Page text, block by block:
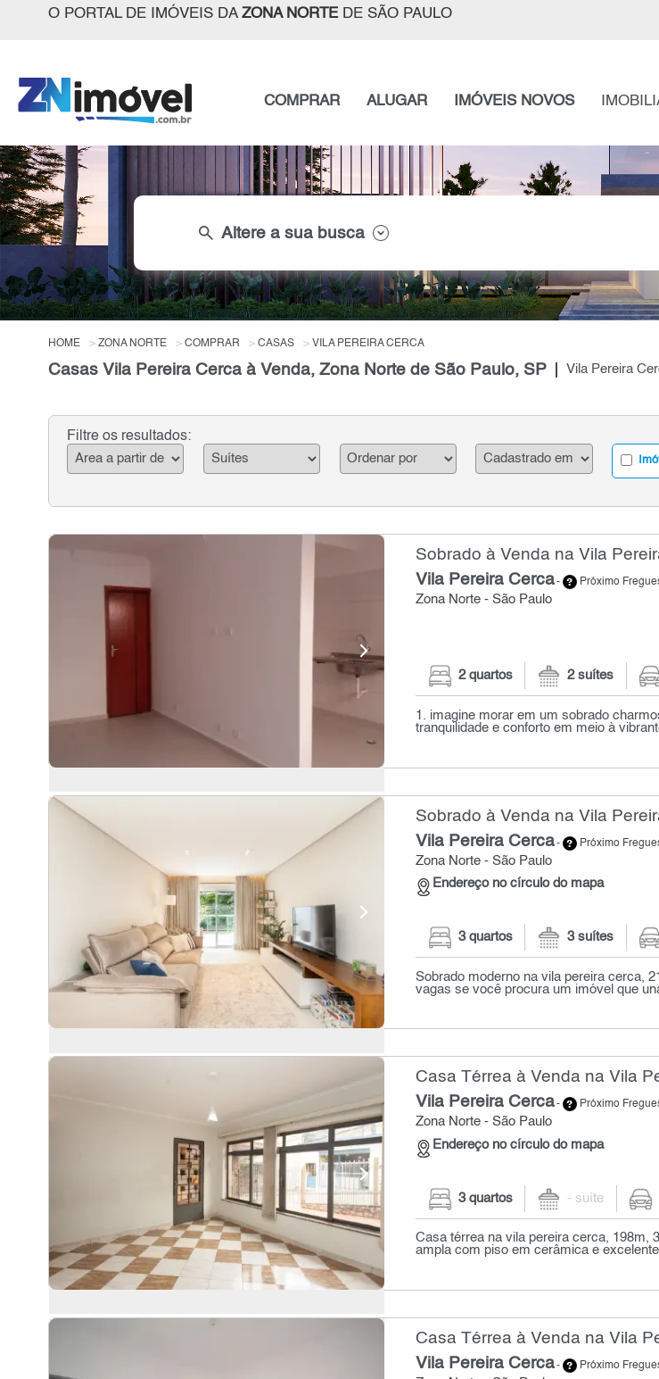
O PORTAL DE IMÓVEIS DA ZONA NORTEDE SÃO PAULO
COMPRAR ALUGAR IMÓVEIS NOVOS
search Altere a sua busca
HOME ZONA NORTE COMPRAR CASAS VILA PEREIRA CERCA
Casas Vila Pereira Cerca à Venda, Zona Norte de São Paulo, SP Vila Pereira
Filtre os resultados:
Sobrado à Venda na Vila
Vila Pereira Cerca- Próximo
Zona Norte - São Paulo
2 quartos 2 suítes
1. imagine morar em um sobrado
tranquilidade e conforto em meio à
Sobrado à Venda na Vila
Vila Pereira Cerca- Próximo
Zona Norte - São Paulo
Endereço no círculo do mapa
3 quartos 3 suítes
Sobrado moderno na vila pereira cerca,
vagas se você procura um imóvel que
Casa Térrea à Venda na Vila
Vila Pereira Cerca- Próximo
Zona Norte - São Paulo
Endereço no círculo do mapa
3 quartos - suíte
Casa térrea na vila pereira cerca, 198m,
ampla com piso em cerâmica e
Casa Térrea à Venda na Vila
Vila Pereira Cerca- Próximo